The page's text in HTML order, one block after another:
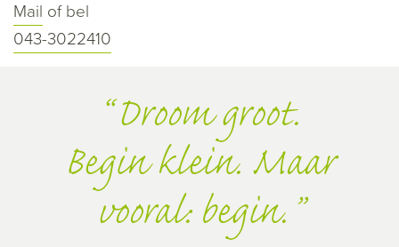
Mail of bel
043-3022410
Droom groot.
Begin klein. Maar
vooral: begin.